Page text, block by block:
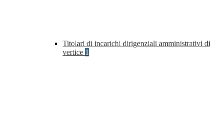
Titolari di incarichi dirigenziali amministrativi di
vertice 1